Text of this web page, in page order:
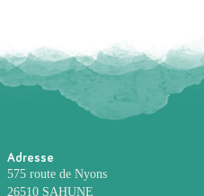
Adresse
575 route de Nyons
26510 SAHUNE